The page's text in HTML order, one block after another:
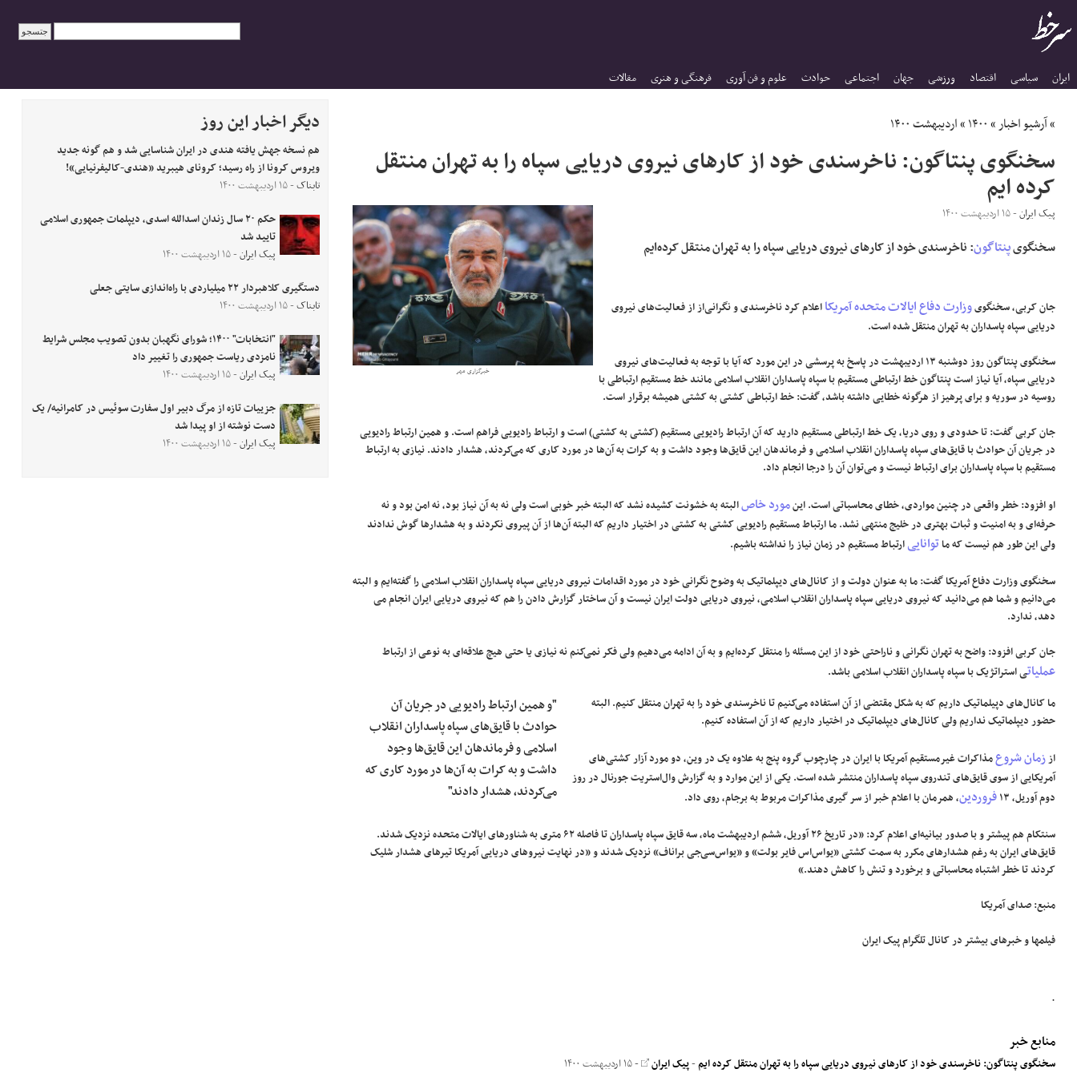
ایران سیاسی اقتصاد ورزشی جهان اجتماعی حوادث علوم و فن آوری فرهنگی و هنری مقالات
»آرشیو اخبار»۱۴۰۰»اردیبهشت ۱۴۰۰
سخنگوی پنتاگون: ناخرسندی خود از کارهای نیروی دریایی سپاه را به تهران منتقل
کرده ایم
خبرگزاری مهر
پیک ایران- ۱۵ اردیبهشت ۱۴۰۰
سخنگویپنتاگون: ناخرسندی خود از کارهای نیروی دریایی سپاه را به تهران منتقل کرده‌ایم
جان کربی، سخنگویوزارت دفاع ایالات متحده آمریکااعلام کرد ناخرسندی و نگرانی‌از از فعالیت‌های نیروی
دریایی سپاه پاسداران به تهران منتقل شده است.
سخنگوی پنتاگون روز دوشنبه ۱۳ اردیبهشت در پاسخ به پرسشی در این مورد که آیا با توجه به فعالیت‌های نیروی
دریایی سپاه، آیا نیاز است پنتاگون خط ارتباطی مستقیم با سپاه پاسداران انقلاب اسلامی مانند خط مستقیم ارتباطی با
روسیه در سوریه و برای پرهیز از هرگونه خطایی داشته باشد، گفت: خط ارتباطی کشتی به کشتی همیشه برقرار است.
جان کربی گفت: تا حدودی و روی دریا، یک خط ارتباطی مستقیم دارید که آن ارتباط رادیویی مستقیم (کشتی به کشتی) است و ارتباط رادیویی فراهم است. و همین ارتباط رادیویی
در جریان آن حوادث با قایق‌های سپاه پاسداران انقلاب اسلامی و فرماندهان این قایق‌ها وجود داشت و به کرات به آن‌ها در مورد کاری که می‌کردند، هشدار دادند. نیازی به ارتباط
مستقیم با سپاه پاسداران برای ارتباط نیست و می‌توان آن را درجا انجام داد.
او افزود: خطر واقعی در چنین مواردی، خطای محاسباتی است. اینمورد خاصالبته به خشونت کشیده نشد که البته خبر خوبی است ولی نه به آن نیاز بود، نه امن بود و نه
حرفه‌ای و به امنیت و ثبات بهتری در خلیج منتهی نشد. ما ارتباط مستقیم رادیویی کشتی به کشتی در اختیار داریم که البته آن‌ها از آن پیروی نکردند و به هشدارها گوش ندادند
ولی این طور هم نیست که ماتواناییارتباط مستقیم در زمان نیاز را نداشته باشیم.
سخنگوی وزارت دفاع آمریکا گفت: ما به عنوان دولت و از کانال‌های دیپلماتیک به وضوح نگرانی خود در مورد اقدامات نیروی دریایی سپاه پاسداران انقلاب اسلامی را گفته‌ایم و البته
می‌دانیم و شما هم می‌دانید که نیروی دریایی سپاه پاسداران انقلاب اسلامی، نیروی دریایی دولت ایران نیست و آن ساختار گزارش دادن را هم که نیروی دریایی ایران انجام می
دهد، ندارد.
جان کربی افزود: واضح به تهران نگرانی و ناراحتی خود از این مسئله را منتقل کرده‌ایم و به آن ادامه می‌دهیم ولی فکر نمی‌کنم نه نیازی یا حتی هیچ علاقه‌ای به نوعی از ارتباط
عملیاتی استراتژیک با سپاه پاسداران انقلاب اسلامی باشد.
"و همین ارتباط رادیویی در جریان آن
حوادث با قایق‌های سپاه پاسداران انقلاب
اسلامی و فرماندهان این قایق‌ها وجود
داشت و به کرات به آن‌ها در مورد کاری که
می‌کردند، هشدار دادند"
ما کانال‌های دپیلماتیک داریم که به شکل مقتضی از آن استفاده می‌کنیم تا ناخرسندی خود را به تهران منتقل کنیم. البته
حضور دیپلماتیک نداریم ولی کانال‌های دیپلماتیک در اختیار داریم که از آن استفاده کنیم.
اززمان شروعمذاکرات غیرمستقیم آمریکا با ایران در چارچوب گروه پنج به علاوه یک در وین، دو مورد آزار کشتی‌های
آمریکایی از سوی قایق‌های تندروی سپاه پاسداران منتشر شده است. یکی از این موارد و به گزارش وال‌استریت جورنال در روز
دوم آوریل، ۱۳
فروردین، همرمان با اعلام خبر از سر گیری مذاکرات مربوط به برجام، روی داد.
سنتکام هم پیشتر و با صدور بیانیه‌ای اعلام کرد: «در تاریخ ۲۶ آوریل، ششم اردیبهشت ماه، سه قایق سپاه پاسداران تا فاصله ۶۲ متری به شناورهای ایالات متحده نزدیک شدند.
قایق‌های ایران به رغم هشدارهای مکرر به سمت کشتی «یو‌اس‌اس فایر بولت» و «یو‌اس‌سی‌جی براناف» نزدیک شدند و «در نهایت نیروهای دریایی آمریکا تیرهای هشدار شلیک
کردند تا خطر اشتباه محاسباتی و برخورد و تنش را کاهش دهند.»
منبع: صدای آمریکا
فیلمها و خبرهای بیشتر در کانالتلگرام پیک ایران
.
منابع خبر
سخنگوی پنتاگون: ناخرسندی خود از کارهای نیروی دریایی سپاه را به تهران منتقل کرده ایم-پیک ایران - ۱۵ اردیبهشت ۱۴۰۰
دیگر اخبار این روز
هم نسخه جهش یافته هندی در ایران شناسایی شد و هم گونه جدید
ویروس کرونا از راه رسید؛ کرونای هیبرید «هندی-کالیفرنیایی»!
تابناک- ۱۵ اردیبهشت ۱۴۰۰
حکم ۲۰ سال زندان اسدالله اسدی، دیپلمات جمهوری اسلامی
تایید شد
پیک ایران- ۱۵ اردیبهشت ۱۴۰۰
دستگیری کلاهبردار ۲۲ میلیاردی با راه‌اندازی سایتی جعلی
تابناک- ۱۵ اردیبهشت ۱۴۰۰
"انتخابات" ۱۴۰۰؛ شورای نگهبان بدون تصویب مجلس شرایط
نامزدی ریاست جمهوری را تغییر داد
پیک ایران- ۱۵ اردیبهشت ۱۴۰۰
جزییات تازه از مرگ دبیر اول سفارت سوئیس در کامرانیه/ یک
دست نوشته از او پیدا شد
پیک ایران- ۱۵ اردیبهشت ۱۴۰۰